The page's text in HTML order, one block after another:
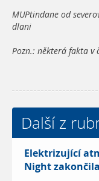
MUPtindane od
dlani
Pozn.: některá fakta v
Další z
Elektrizující
Night